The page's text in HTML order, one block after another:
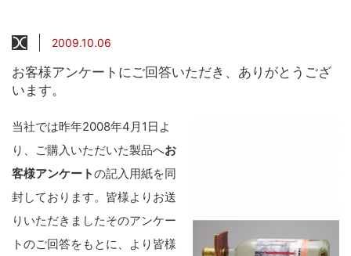
2009.10.06
お客様アンケートにご回答いただき、ありがとうござ
います。
当社では昨年2008年4月1日よ
り、ご購入いただいた製品へお
客様アンケートの記入用紙を同
封しております。皆様よりお送
りいただきましたそのアンケー
トのご回答をもとに、より皆様